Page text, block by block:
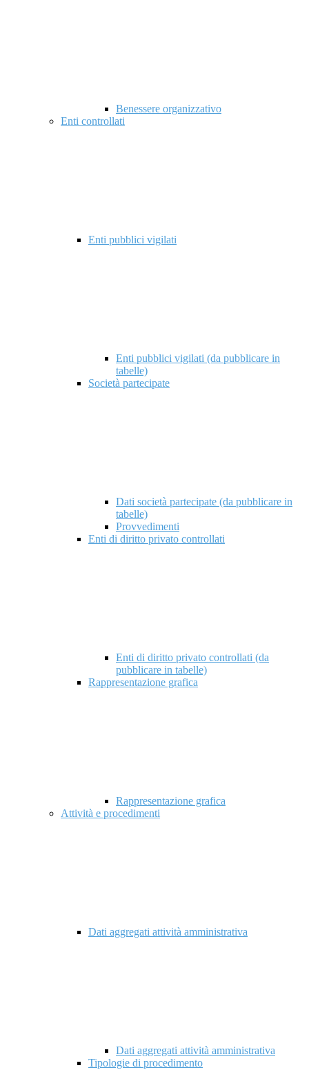
Benessere organizzativo
Enti controllati
Enti pubblici vigilati
Enti pubblici vigilati (da pubblicare in
tabelle)
Società partecipate
Dati società partecipate (da pubblicare in
tabelle)
Provvedimenti
Enti di diritto privato controllati
Enti di diritto privato controllati (da
pubblicare in tabelle)
Rappresentazione grafica
Rappresentazione grafica
Attività e procedimenti
Dati aggregati attività amministrativa
Dati aggregati attività amministrativa
Tipologie di procedimento